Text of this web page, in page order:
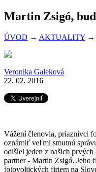
Martin Zsigó,
ÚVOD → AKTUALITY →
Veronika Galeková
22. 02. 2016
Vážení členovia, priaznivci
oznámiť veľmi smutnú
odišiel jeden z našich
partner - Martin Zsigó. Jeho
fotovoltických firiem na